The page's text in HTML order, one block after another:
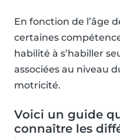
En fonction de l’âge
certaines
habilité à s’habiller
associées au niveau
motricité.
Voici un guide
connaître les